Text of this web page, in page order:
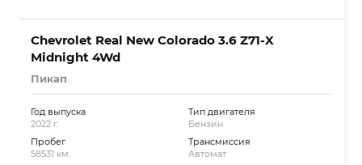
Chevrolet Real New Colorado 3.6 Z71-X
Midnight 4Wd
Пикап
Год выпуска
2022 г.
Пробег
58531 км.
Тип двигателя
Бензин
Трансмиссия
Автомат